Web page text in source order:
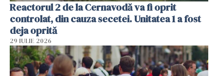
Reactorul 2 de la Cernavodă va fi oprit
controlat, din cauza secetei. Unitatea 1 a fost
deja oprită
29 IULIE 2026